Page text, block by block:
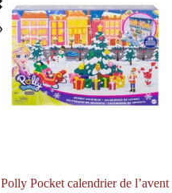
Polly Pocket calendrier de l’avent